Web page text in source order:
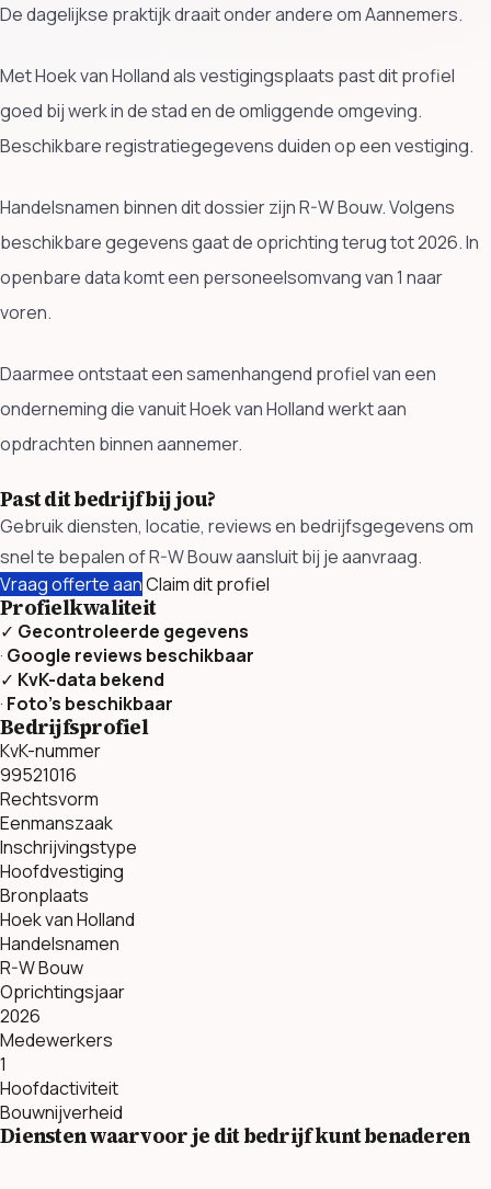
De dagelijkse praktijk draait onder andere om Aannemers.
Met Hoek van Holland als vestigingsplaats past dit profiel
goed bij werk in de stad en de omliggende omgeving.
Beschikbare registratiegegevens duiden op een vestiging.
Handelsnamen binnen dit dossier zijn R-W Bouw. Volgens
beschikbare gegevens gaat de oprichting terug tot 2026. In
openbare data komt een personeelsomvang van 1 naar
voren.
Daarmee ontstaat een samenhangend profiel van een
onderneming die vanuit Hoek van Holland werkt aan
opdrachten binnen aannemer.
Past dit bedrijf bij jou?
Gebruik diensten, locatie, reviews en bedrijfsgegevens om
snel te bepalen of R-W Bouw aansluit bij je aanvraag.
Vraag offerte aanClaim dit profiel
Profielkwaliteit
✓ Gecontroleerde gegevens
· Google reviews beschikbaar
✓ KvK-data bekend
· Foto’s beschikbaar
Bedrijfsprofiel
KvK-nummer
99521016
Rechtsvorm
Eenmanszaak
Inschrijvingstype
Hoofdvestiging
Bronplaats
Hoek van Holland
Handelsnamen
R-W Bouw
Oprichtingsjaar
2026
Medewerkers
1
Hoofdactiviteit
Bouwnijverheid
Diensten waarvoor je dit bedrijf kunt benaderen